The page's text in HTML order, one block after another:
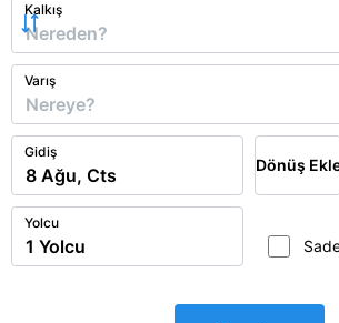
Kalkış
Varış
Gidiş
Dönüş
Yolcu